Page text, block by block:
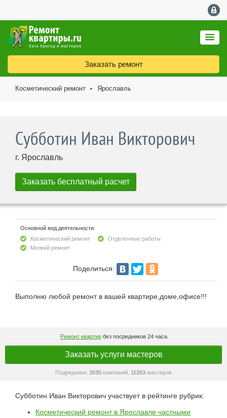
Заказать ремонт
Косметический ремонт ► Ярославль
Субботин Иван Викторович
г. Ярославль
Основной вид деятельности:
Косметический ремонт
Отделочные работы
Мелкий ремонт
Поделиться:
Выполню любой ремонт в вашей квартире,доме,офисе!!!
Ремонт квартирбез посредников 24 часа
Заказать услуги мастеров
Подрядчики: 3035 компаний, 11203 мастеров
Субботин Иван Викторович участвует в рейтинге рубрик:
Косметический ремонт в Ярославле частными